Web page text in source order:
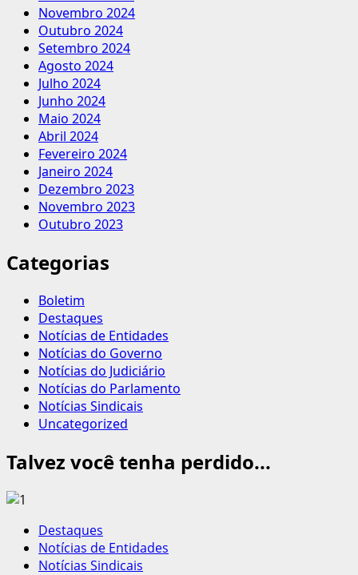
Novembro 2024
Outubro 2024
Setembro 2024
Agosto 2024
Julho 2024
Junho 2024
Maio 2024
Abril 2024
Fevereiro 2024
Janeiro 2024
Dezembro 2023
Novembro 2023
Outubro 2023
Categorias
Boletim
Destaques
Notícias de Entidades
Notícias do Governo
Notícias do Judiciário
Notícias do Parlamento
Notícias Sindicais
Uncategorized
Talvez você tenha perdido...
Destaques
Notícias de Entidades
Notícias Sindicais